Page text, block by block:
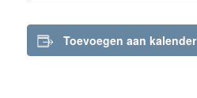
Toevoegen aan kalender